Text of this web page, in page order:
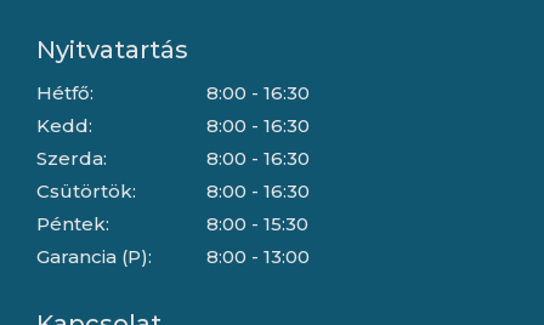
Nyitvatartás
Hétfő:
Kedd:
Szerda:
Csütörtök:
Péntek:
Garancia (P):
8:00 - 16:30
8:00 - 16:30
8:00 - 16:30
8:00 - 16:30
8:00 - 15:30
8:00 - 13:00